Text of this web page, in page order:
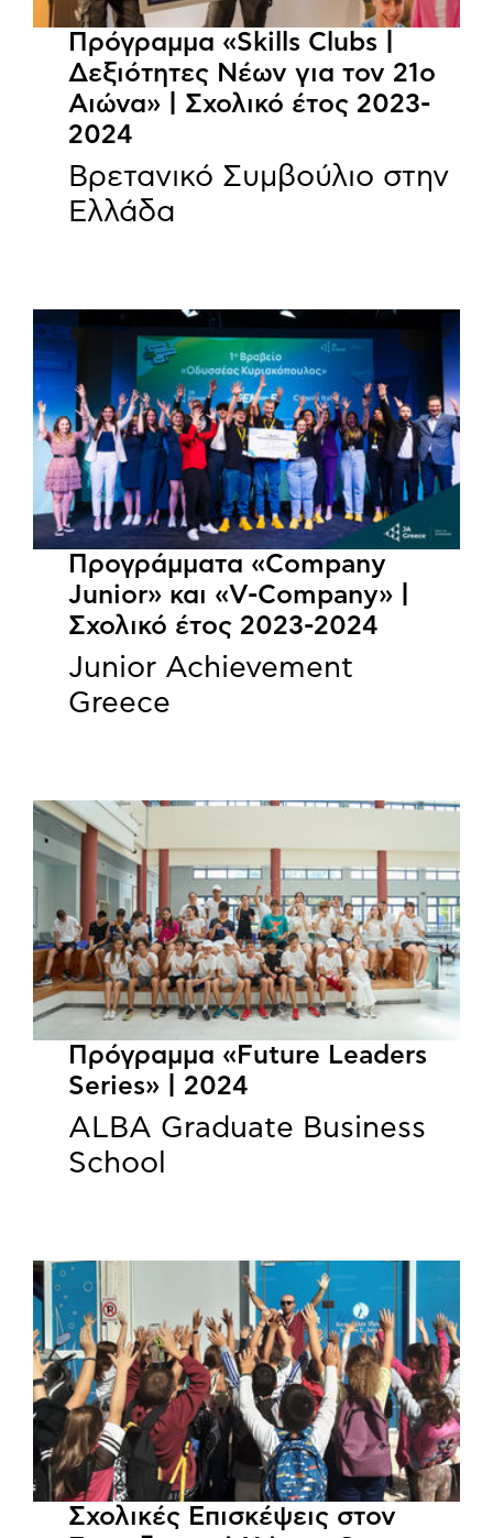
Πρόγραμμα «Skills Clubs |
Δεξιότητες Νέων για τον 21ο
Αιώνα» | Σχολικό έτος 2023-
2024
Βρετανικό Συμβούλιο στην
Ελλάδα
Προγράμματα «Company
Junior» και «V-Company» |
Σχολικό έτος 2023-2024
Junior Achievement
Greece
Πρόγραμμα «Future Leaders
Series» | 2024
ALBA Graduate Business
School
Σχολικές Επισκέψεις στον